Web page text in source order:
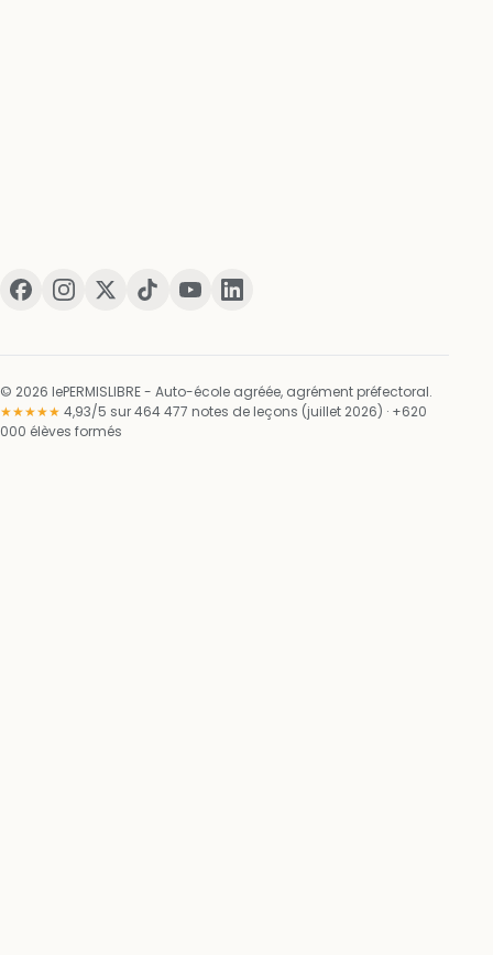
© 2026 lePERMISLIBRE - Auto-école agréée, agrément préfectoral.
★★★★★ 4,93/5 sur 464 477 notes de leçons (juillet 2026) · +620
000 élèves formés